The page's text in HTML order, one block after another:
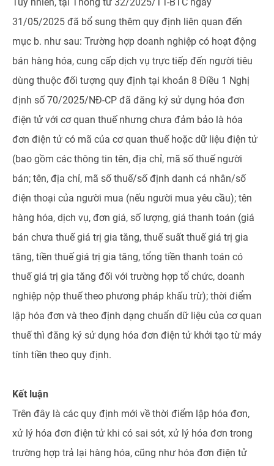
31/05/2025 đã bổ sung thêm quy định liên quan đến
mục b. như sau: Trường hợp doanh nghiệp có hoạt động
bán hàng hóa, cung cấp dịch vụ trực tiếp đến người tiêu
dùng thuộc đối tượng quy định tại khoản 8 Điều 1 Nghị
định số 70/2025/NĐ-CP đã đăng ký sử dụng hóa đơn
điện tử với cơ quan thuế nhưng chưa đảm bảo là hóa
đơn điện tử có mã của cơ quan thuế hoặc dữ liệu điện tử
(bao gồm các thông tin tên, địa chỉ, mã số thuế người
bán; tên, địa chỉ, mã số thuế/số định danh cá nhân/số
điện thoại của người mua (nếu người mua yêu cầu); tên
hàng hóa, dịch vụ, đơn giá, số lượng, giá thanh toán (giá
bán chưa thuế giá trị gia tăng, thuế suất thuế giá trị gia
tăng, tiền thuế giá trị gia tăng, tổng tiền thanh toán có
thuế giá trị gia tăng đối với trường hợp tổ chức, doanh
nghiệp nộp thuế theo phương pháp khấu trừ); thời điểm
lập hóa đơn và theo định dạng chuẩn dữ liệu của cơ quan
thuế thì đăng ký sử dụng hóa đơn điện tử khởi tạo từ máy
tính tiền theo quy định.
Kết luận
Trên đây là các quy định mới về thời điểm lập hóa đơn,
xử lý hóa đơn điện tử khi có sai sót, xử lý hóa đơn trong
trường hợp trả lại hàng hóa, cũng như hóa đơn điện tử